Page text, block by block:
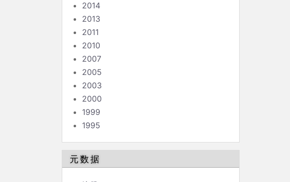
2014
2013
2011
2010
2007
2005
2003
2000
1999
1995
元数据